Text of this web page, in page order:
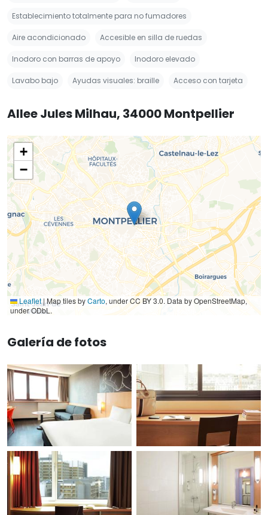
Establecimiento totalmente para no fumadores
Aire acondicionado Accesible en silla de ruedas
Inodoro con barras de apoyo Inodoro elevado
Lavabo bajo Ayudas visuales: braille Acceso con tarjeta
Allee Jules Milhau, 34000 Montpellier
+
−
Leaflet |Map tiles byCarto, under CC BY 3.0. Data by OpenStreetMap,
under ODbL.
Galería de fotos